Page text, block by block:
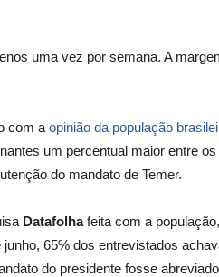
uma vez por semana. A
com a opinião da população
um percentual maior entre os
do mandato de Temer.
Datafolhafeita com a população,
junho, 65% dos entrevistados
do presidente fosse